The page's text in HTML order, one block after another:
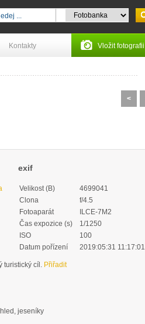
Kontakty Vložit fotografii
<
exif
Velikost (B)
4699041
Clona
f/4.5
Fotoaparát
ILCE-7M2
Čas expozice (s)
1/1250
ISO
100
Datum pořízení
2019:05:31 11:17:01
turistický cíl. Přiřadit
jeseníky